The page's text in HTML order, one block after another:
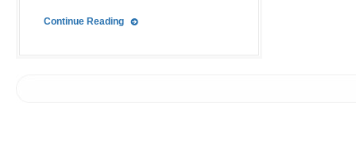
Continue Reading